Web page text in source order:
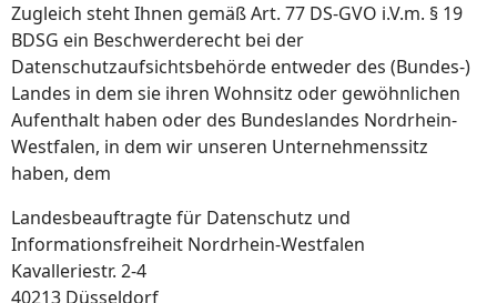
Zugleich steht Ihnen gemäß Art. 77 DS-GVO i.V.m. § 19
BDSG ein Beschwerderecht bei der
Datenschutzaufsichtsbehörde entweder des (Bundes-)
Landes in dem sie ihren Wohnsitz oder gewöhnlichen
Aufenthalt haben oder des Bundeslandes Nordrhein-
Westfalen, in dem wir unseren Unternehmenssitz
haben, dem
Landesbeauftragte für Datenschutz und
Informationsfreiheit Nordrhein-Westfalen
Kavalleriestr. 2-4
40213 Düsseldorf